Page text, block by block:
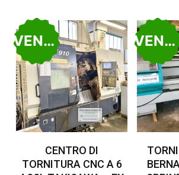
VENDUTO
Leggi Tutto
CENTRO DI
TORNITURA CNC A 6
VENDUTO